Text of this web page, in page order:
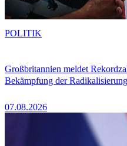
Großbritannien meldet
Bekämpfung der Radikalisierung
07.08.2026
POLITIK